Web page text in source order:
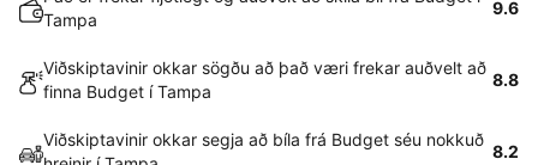
Tampa
9.6
Viðskiptavinir okkar sögðu að það væri frekar auðvelt að
finna Budget í Tampa
8.8
Viðskiptavinir okkar segja að bíla frá Budget séu nokkuð
8.2